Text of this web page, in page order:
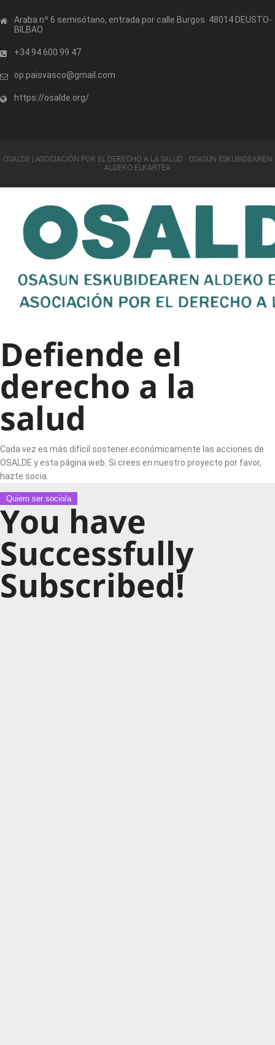
Araba nº 6 semisótano, entrada por calle Burgos. 48014 DEUSTO-
BILBAO
+34 94 600 99 47
op.paisvasco@gmail.com
https://osalde.org/
OSALDE | ASOCIACIÓN POR EL DERECHO A LA SALUD · OSASUN ESKUBIDEAREN
ALDEKO ELKARTEA
Defiende el
derecho a la
salud
Cada vez es más difícil sostener económicamente las acciones de
OSALDE y esta página web. Si crees en nuestro proyecto por favor,
hazte socia.
Quiero ser socio/a
You have
Successfully
Subscribed!